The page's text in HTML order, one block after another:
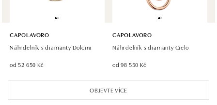
OBJEVTE VÍCE
CAPOLAVORO
Náhrdelník s diamanty Dolcini
od 52 650 Kč
CAPOLAVORO
Náhrdelník s diamanty Cielo
od 98 550 Kč